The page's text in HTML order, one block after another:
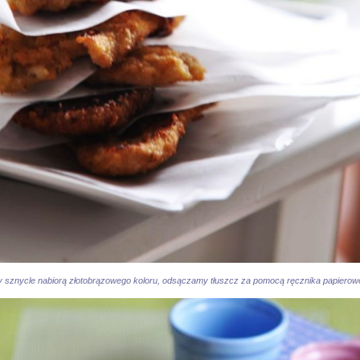
sznycle nabiorą złotobrązowego koloru, odsączamy tłuszcz za pomocą ręcznika